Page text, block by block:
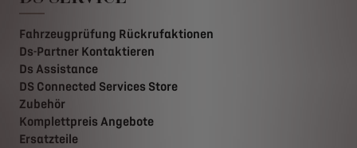
Fahrzeugprüfung Rückrufaktionen
Ds-Partner Kontaktieren
Ds Assistance
DS Connected Services Store
Zubehör
Komplettpreis Angebote
Ersatzteile